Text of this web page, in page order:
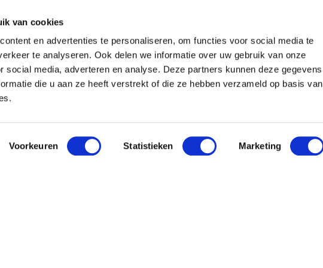
van cookies
en advertenties te personaliseren, om functies voor social media te
te analyseren. Ook delen we informatie over uw gebruik van onze
social media, adverteren en analyse. Deze partners kunnen deze gegevens
die u aan ze heeft verstrekt of die ze hebben verzameld op basis van
Voorkeuren Statistieken Marketing